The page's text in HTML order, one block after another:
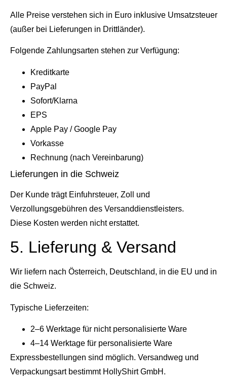
Alle Preise verstehen sich in Euro inklusive Umsatzsteuer
(außer bei Lieferungen in Drittländer).
Folgende Zahlungsarten stehen zur Verfügung:
Kreditkarte
PayPal
Sofort/Klarna
EPS
Apple Pay / Google Pay
Vorkasse
Rechnung (nach Vereinbarung)
Lieferungen in die Schweiz
Der Kunde trägt Einfuhrsteuer, Zoll und
Verzollungsgebühren des Versanddienstleisters.
Diese Kosten werden nicht erstattet.
5. Lieferung & Versand
Wir liefern nach Österreich, Deutschland, in die EU und in
die Schweiz.
Typische Lieferzeiten:
2–6 Werktage für nicht personalisierte Ware
4–14 Werktage für personalisierte Ware
Expressbestellungen sind möglich. Versandweg und
Verpackungsart bestimmt HollyShirt GmbH.